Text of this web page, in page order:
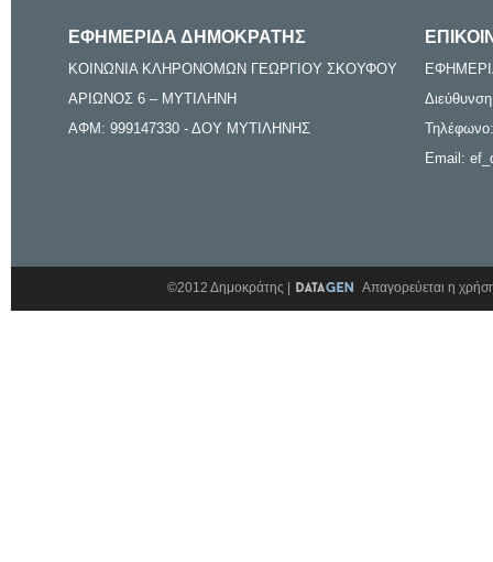
ΕΦΗΜΕΡΙΔΑ ΔΗΜΟΚΡΑΤΗΣ
ΚΟΙΝΩΝΙΑ ΚΛΗΡΟΝΟΜΩΝ ΓΕΩΡΓΙΟΥ ΣΚΟΥΦΟΥ
ΑΡΙΩΝΟΣ 6 – ΜΥΤΙΛΗΝΗ
ΑΦΜ: 999147330 - ΔΟΥ ΜΥΤΙΛΗΝΗΣ
Email:
©2012 Δημοκράτης | Απαγορεύεται η